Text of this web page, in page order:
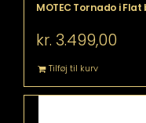
MOTEC Tornado i Flat
kr. 3.499,00
Tilføj til kurv